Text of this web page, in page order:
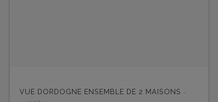
VUE DORDOGNE ENSEMBLE DE 2 MAISONS
-